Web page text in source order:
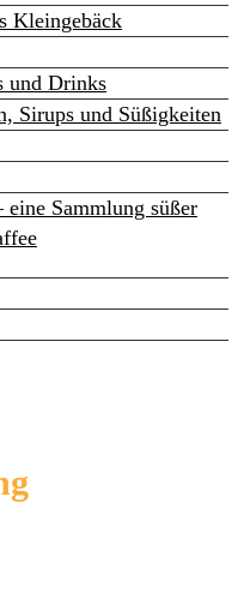
Kleingebäck
und Drinks
Sirups und Süßigkeiten
eine Sammlung süßer